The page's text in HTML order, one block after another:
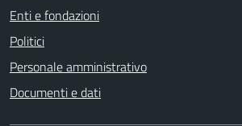
Enti e fondazioni
Politici
Personale amministrativo
Documenti e dati